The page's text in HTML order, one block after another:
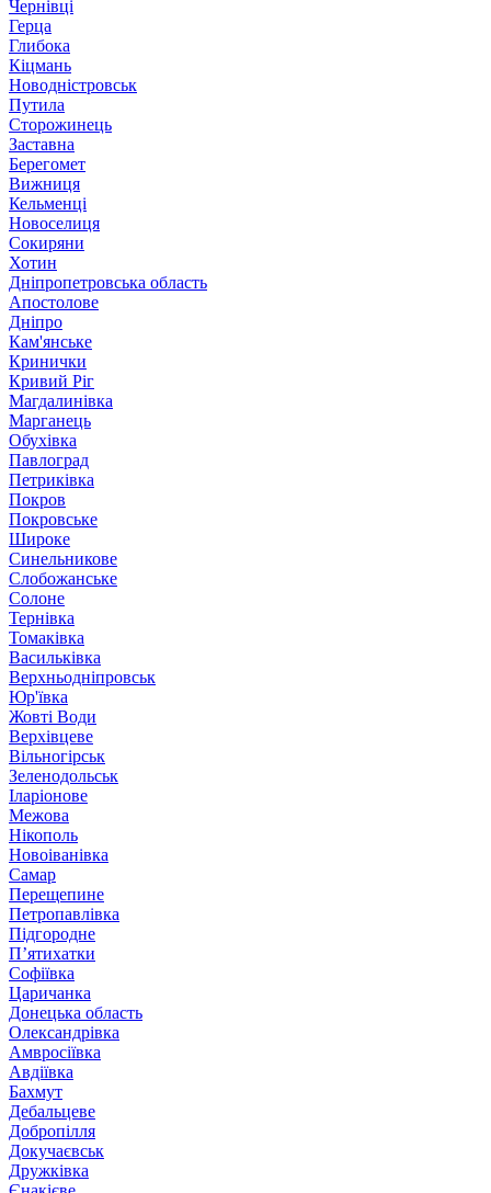
Чернівці
Герца
Глибока
Кіцмань
Новодністровськ
Путила
Сторожинець
Заставна
Берегомет
Вижниця
Кельменці
Новоселиця
Сокиряни
Хотин
Дніпропетровська область
Апостолове
Дніпро
Кам'янське
Кринички
Кривий Ріг
Магдалинівка
Марганець
Обухівка
Павлоград
Петриківка
Покров
Покровське
Широке
Синельникове
Слобожанське
Солоне
Тернівка
Томаківка
Васильківка
Верхньодніпровськ
Юр'ївка
Жовті Води
Верхівцеве
Вільногірськ
Зеленодольськ
Іларіонове
Межова
Нікополь
Новоіванівка
Самар
Перещепине
Петропавлівка
Підгородне
П’ятихатки
Софіївка
Царичанка
Донецька область
Олександрівка
Амвросіївка
Авдіївка
Бахмут
Дебальцеве
Добропілля
Докучаєвськ
Дружківка